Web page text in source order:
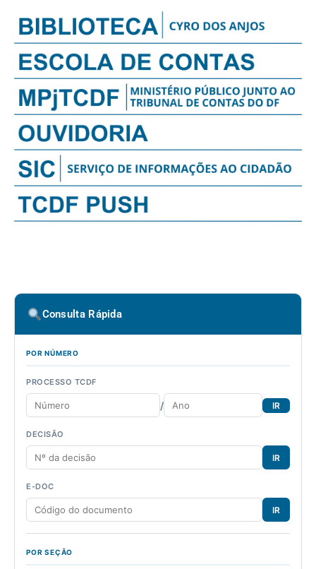
Consulta Rápida
POR NÚMERO
PROCESSO TCDF
/ IR
DECISÃO
IR
E-DOC
IR
POR SEÇÃO